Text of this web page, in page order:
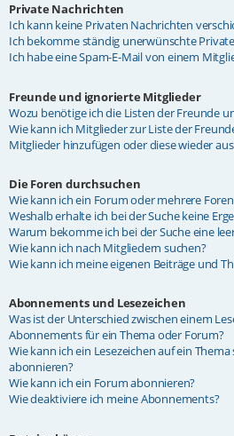
Private Nachrichten
Ich kann keine Privaten Nachrichten
Ich bekomme ständig unerwünschte
Ich habe eine Spam-E-Mail von einem
Freunde und ignorierte Mitglieder
Wozu benötige ich die Listen der Freunde
Wie kann ich Mitglieder zur Liste der
Mitglieder hinzufügen oder diese wieder
Die Foren durchsuchen
Wie kann ich ein Forum oder mehrere
Weshalb erhalte ich bei der Suche keine
Warum bekomme ich bei der Suche eine
Wie kann ich nach Mitgliedern suchen?
Wie kann ich meine eigenen Beiträge und
Abonnements und Lesezeichen
Was ist der Unterschied zwischen einem
Abonnements für ein Thema oder Forum?
Wie kann ich ein Lesezeichen auf ein
abonnieren?
Wie kann ich ein Forum abonnieren?
Wie deaktiviere ich meine Abonnements?